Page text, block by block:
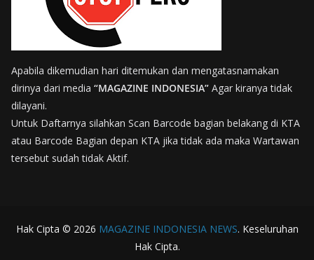
Apabila dikemudian hari ditemukan dan mengatasnamakan
dirinya dari media “MAGAZINE INDONESIA” Agar kiranya tidak
dilayani.
Untuk Daftarnya silahkan Scan Barcode bagian belakang di KTA
atau Barcode Bagian depan KTA jika tidak ada maka Wartawan
tersebut sudah tidak Aktif.
Hak Cipta © 2026 MAGAZINE INDONESIA NEWS. Keseluruhan
Hak Cipta.